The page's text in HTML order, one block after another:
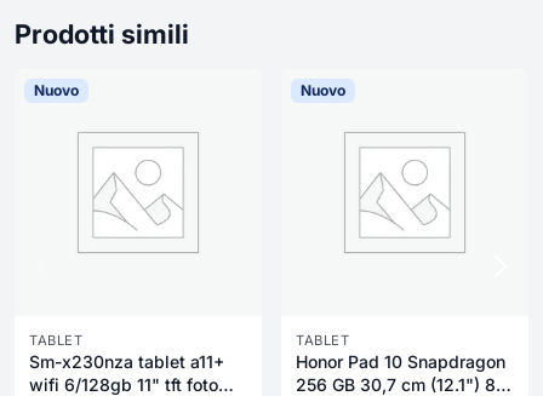
Prodotti simili
Nuovo
TABLET
Sm-x230nza tablet a11+
wifi 6/128gb 11" tft foto
Nuovo
TABLET
Honor Pad 10 Snapdragon
256 GB 30,7 cm (12.1") 8